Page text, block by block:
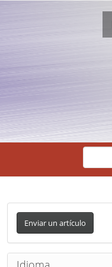
E
v
i
Enviar un artículo